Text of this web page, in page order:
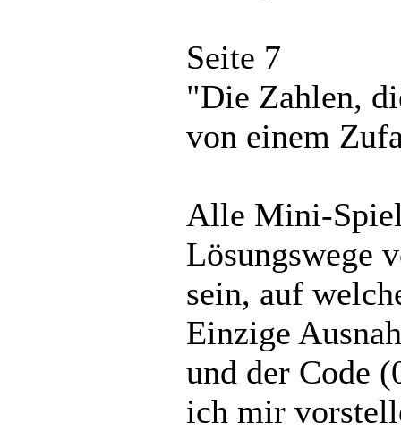
Seite 7
"Die Zahlen,
von einem
Alle Mini-
Lösungswege
sein, auf
Einzige
und der Code
ich mir